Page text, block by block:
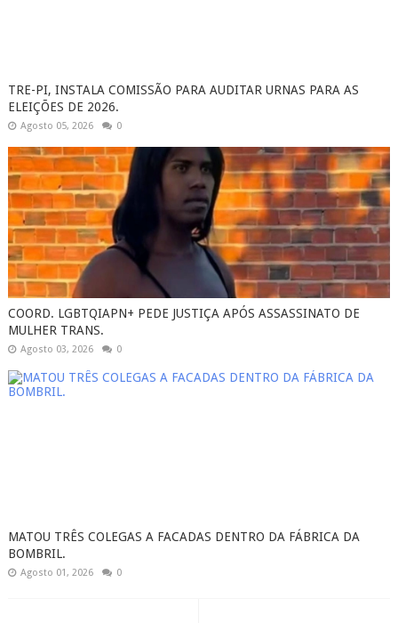
TRE-PI, INSTALA COMISSÃO PARA AUDITAR URNAS PARA AS
ELEIÇÕES DE 2026.
Agosto 05, 2026 0
COORD. LGBTQIAPN+ PEDE JUSTIÇA APÓS ASSASSINATO DE
MULHER TRANS.
Agosto 03, 2026 0
MATOU TRÊS COLEGAS A FACADAS DENTRO DA FÁBRICA DA
BOMBRIL.
Agosto 01, 2026 0